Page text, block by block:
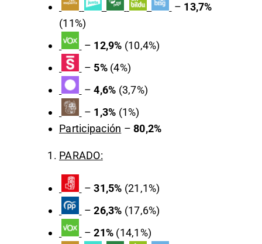
– 13,7%
(11%)
– 12,9% (10,4%)
– 5% (4%)
–4,6% (3,7%)
– 1,3% (1%)
Participación – 80,2%
PARADO:
–31,5% (21,1%)
–26,3% (17,6%)
–21% (14,1%)